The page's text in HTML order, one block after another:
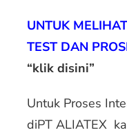
UNTUK
TEST DAN
“klik disini”
Untuk Proses
diPT ALIATEX